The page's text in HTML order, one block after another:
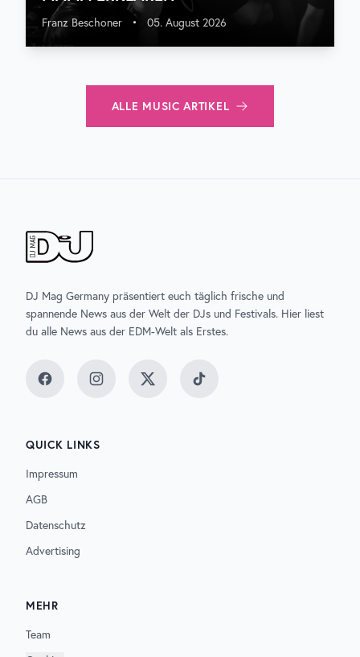
Franz Beschoner • 05. August 2026
ALLE MUSIC ARTIKEL
DJ Mag Germany präsentiert euch täglich frische und
spannende News aus der Welt der DJs und Festivals. Hier liest
du alle News aus der EDM-Welt als Erstes.
FacebookInstagramTwitter TikTok
QUICK LINKS
Impressum
AGB
Datenschutz
Advertising
MEHR
Team